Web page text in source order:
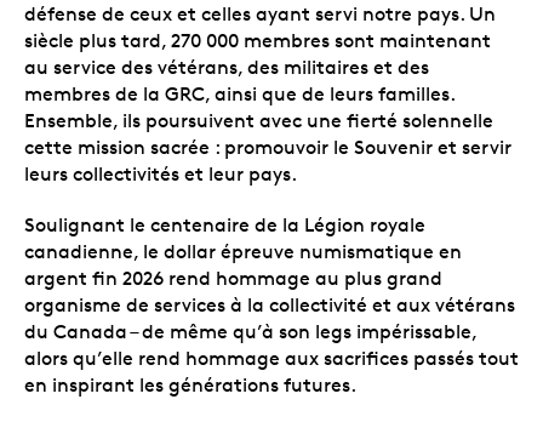
défense de ceux et celles ayant servi notre pays. Un
siècle plus tard, 270 000 membres sont maintenant
au service des vétérans, des militaires et des
membres de la GRC, ainsi que de leurs familles.
Ensemble, ils poursuivent avec une fierté solennelle
cette mission sacrée : promouvoir le Souvenir et servir
leurs collectivités et leur pays.
Soulignant le centenaire de la Légion royale
canadienne, le dollar épreuve numismatique en
argent fin 2026 rend hommage au plus grand
organisme de services à la collectivité et aux vétérans
du Canada – de même qu’à son legs impérissable,
alors qu’elle rend hommage aux sacrifices passés tout
en inspirant les générations futures.